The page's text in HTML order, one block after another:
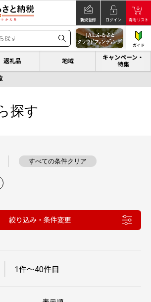
新規登録 ログイン 寄附リスト
ガイド
返礼品 地域
キャンペーン・
特集
探す
すべての条件クリア
絞り込み・条件変更
1件〜40件目